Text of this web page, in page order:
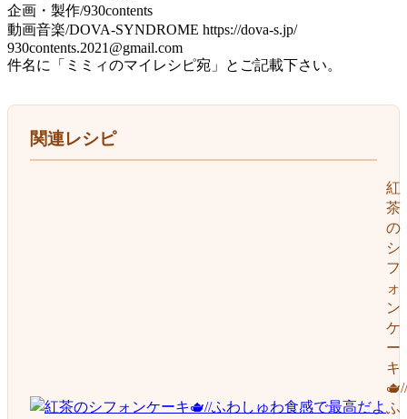
企画・製作/930contents
動画音楽/DOVA-SYNDROME https://dova-s.jp/
930contents.2021@gmail.com
件名に「ミミィのマイレシピ宛」とご記載下さい。
関連レシピ
紅
茶
の
シ
フ
ォ
ン
ケ
ー
キ
🫖//
ふ